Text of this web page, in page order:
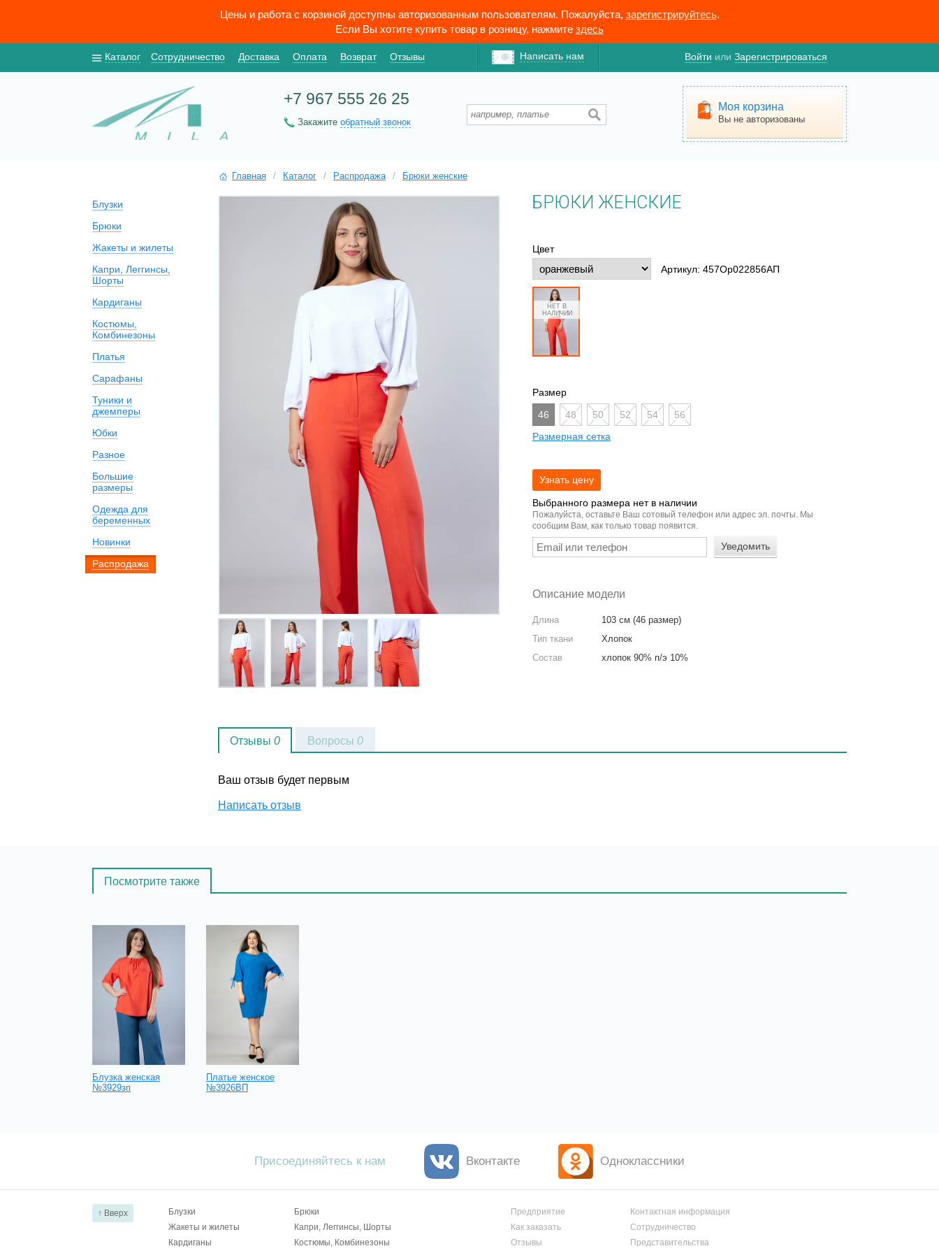
Цены и работа с корзиной доступны авторизованным пользователям. Пожалуйста, зарегистрируйтесь.
Если Вы хотите купить товар в розницу, нажмите здесь
Каталог Сотрудничество Доставка Оплата Возврат Отзывы Написать нам Войти или Зарегистрироваться
+7 967 555 26 25
Закажите обратный звонок
Моя корзина
Вы не авторизованы
Блузки
Брюки
Жакеты и жилеты
Капри, Леггинсы,
Шорты
Кардиганы
Костюмы,
Комбинезоны
Платья
Сарафаны
Туники и
джемперы
Юбки
Разное
Большие
размеры
Одежда для
беременных
Новинки
Распродажа
Главная / Каталог / Распродажа / Брюки женские
БРЮКИ ЖЕНСКИЕ
Цвет
Артикул: 457Ор022856АП
Размер
46
48 50 52 54
56
Размерная сетка
Выбранного размера нет в наличии
Пожалуйста, оставьте Ваш сотовый телефон или адрес эл. почты. Мы
сообщим Вам, как только товар появится.
Описание модели
Длина
103 см (46 размер)
Тип ткани
Хлопок
Состав
хлопок 90% п/э 10%
Отзывы 0
Ваш отзыв будет первым
Написать отзыв
Вопросы 0
Посмотрите также
Блузка женская
№3929зп
Платье женское
№3926ВП
Присоединяйтесь к нам Вконтакте Одноклассники
↑ Вверх Блузки
Брюки
Жакеты и жилеты
Капри, Леггинсы, Шорты
Кардиганы
Костюмы, Комбинезоны
Предприятие
Контактная информация
Как заказать
Сотрудничество
Отзывы
Представительства